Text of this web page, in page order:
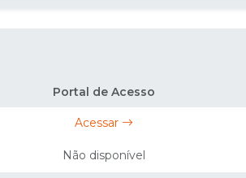
Portal de Acesso
Acessar
Não disponível